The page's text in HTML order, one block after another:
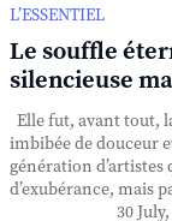
L’ESSENTIEL
Le souffle
silencieuse
Elle fut, avant tout,
imbibée de douceur
génération
d’exubérance, mais
30